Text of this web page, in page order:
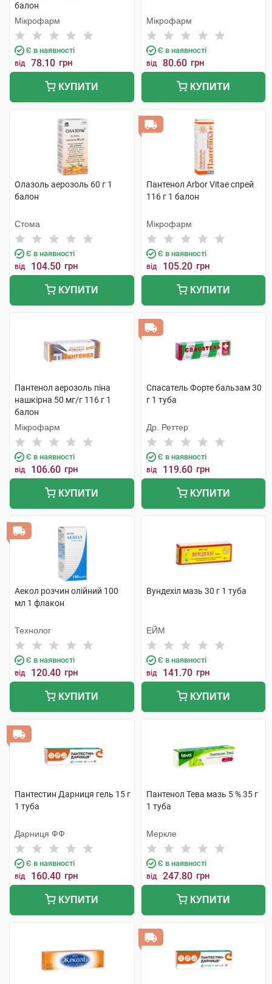
балон
Мікрофарм
Є в наявності
від 78.10 грн
КУПИТИ
Мікрофарм
Є в наявності
від 80.60 грн
КУПИТИ
Олазоль аерозоль 60 г 1
балон
Стома
Є в наявності
від 104.50 грн
КУПИТИ
Пантенол Arbor Vitae спрей
116 г 1 балон
Мікрофарм
Є в наявності
від 105.20 грн
КУПИТИ
Пантенол аерозоль піна
нашкірна 50 мг/г 116 г 1
балон
Мікрофарм
Є в наявності
від 106.60 грн
КУПИТИ
Спасатель Форте бальзам 30
г 1 туба
Др. Реттер
Є в наявності
від 119.60 грн
КУПИТИ
Аекол розчин олійний 100
мл 1 флакон
Технолог
Є в наявності
від 120.40 грн
КУПИТИ
Вундехіл мазь 30 г 1 туба
ЕЙМ
Є в наявності
від 141.70 грн
КУПИТИ
Пантестин Дарниця гель 15 г
1 туба
Дарниця ФФ
Є в наявності
від 160.40 грн
КУПИТИ
Пантенол Тева мазь 5 % 35 г
1 туба
Меркле
Є в наявності
від 247.80 грн
КУПИТИ